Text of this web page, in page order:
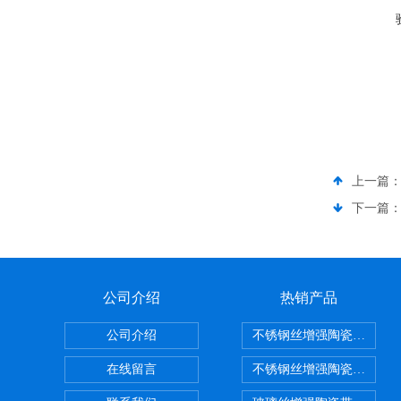
上一篇：
下一篇：
公司介绍
公司介绍
在线留言
热销产品
不锈钢丝增强陶瓷纤维布
不锈钢丝增强陶瓷纤维布应